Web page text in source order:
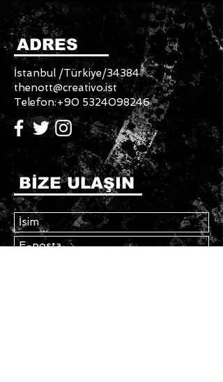
ADRES
İstanbul /Türkiye/34384
thenott@creativo.ist
Telefon:+90 5324098246
BİZE ULAŞIN